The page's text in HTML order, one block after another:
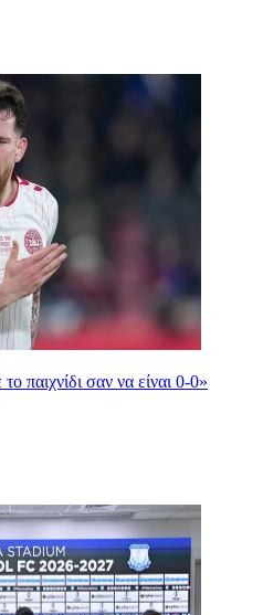
παιχνίδι σαν να είναι 0-0»